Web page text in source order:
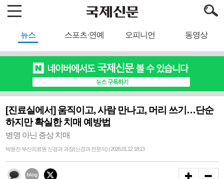
뉴스 스포츠·연예 오피니언 동영상
[진료실에서] 움직이고, 사람 만나고, 머리 쓰기…단순
하지만 확실한 치매 예방법
병명 아닌 증상 치매
박윤진 부산의료원 신경과 과장(신경과 전문의) | 2026.01.12 18:13